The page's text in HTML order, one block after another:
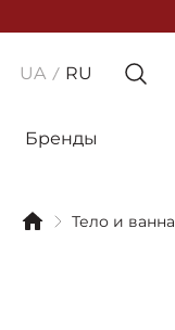
UA RU
Бренды
Тело и ванна